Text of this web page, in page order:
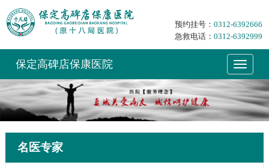
预约挂号： 0312-6392666
急救电话： 0312-6392999
保定高碑店保康医院
名医专家